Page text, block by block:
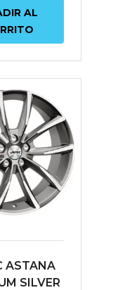
AL
ASTANA
SILVER